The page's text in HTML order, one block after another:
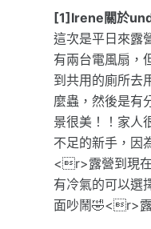
[1]Irene關於
這次是平日來露
有兩台電風扇，
到共用的廁所去
麼蟲，然後是有
景很美！！家人
不足的新手，因
<r>露營到現
有冷氣的可以選
面吵鬧🤣<r>